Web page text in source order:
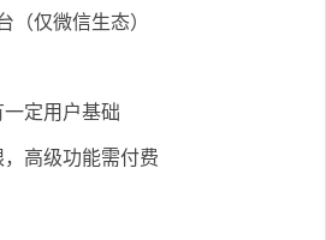
（仅微信生态）
定用户基础
高级功能需付费